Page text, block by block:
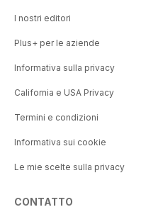
I nostri editori
Plus+ per le aziende
Informativa sulla privacy
California e USA Privacy
Termini e condizioni
Informativa sui cookie
Le mie scelte sulla privacy
CONTATTO